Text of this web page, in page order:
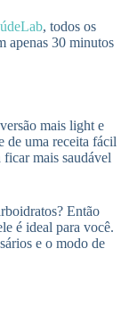
, todos os
apenas 30 minutos
mais light e
de uma receita fácil
ficar mais saudável
Então
é ideal para você.
e o modo de